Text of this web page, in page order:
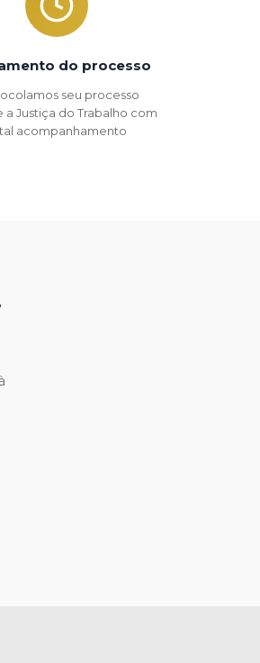
do processo
seu processo
a Justiça do Trabalho com
acompanhamento